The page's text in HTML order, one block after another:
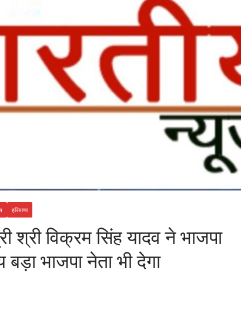
हरियाणा
श्री विक्रम सिंह यादव ने भाजपा
बड़ा भाजपा नेता भी देगा